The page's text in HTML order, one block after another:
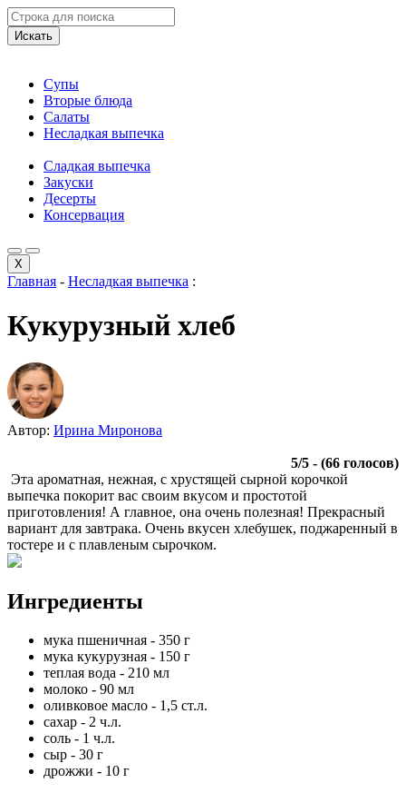
Искать
Супы
Вторые блюда
Салаты
Несладкая выпечка
Сладкая выпечка
Закуски
Десерты
Консервация
X
Главная - Несладкая выпечка :
Кукурузный хлеб
Автор: Ирина Миронова
5/5 - (66 голосов)
Эта ароматная, нежная, с хрустящей сырной корочкой
выпечка покорит вас своим вкусом и простотой
приготовления! А главное, она очень полезная! Прекрасный
вариант для завтрака. Очень вкусен хлебушек, поджаренный в
тостере и с плавленым сырочком.
Ингредиенты
мука пшеничная - 350 г
мука кукурузная - 150 г
теплая вода - 210 мл
молоко - 90 мл
оливковое масло - 1,5 ст.л.
сахар - 2 ч.л.
соль - 1 ч.л.
сыр - 30 г
дрожжи - 10 г